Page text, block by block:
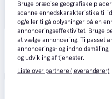
Redoffice Konpap
59 kr. fragt, 1-5 dage
Brevbakkesystem A4 Flexifack
Bruge præcise geografiske
scanne enhedskarakteristika til
og/eller tilgå oplysninger på en
annonceringseffektivitet. Bruge
at vælge annoncering. Tilpasset
annoncerings- og
og udvikling af tjenester.
Liste over partnere (leverandører)